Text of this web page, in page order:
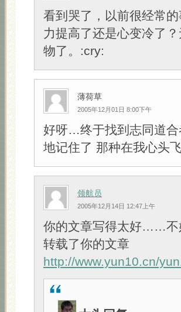
看到哭了，以前很经常
力提高了还是心变冷了
物了。:cry:
薄荷草
2005年12月01日 8:00下午
好呀…终于找到志同道合
地记住了 那种在我心头
领航员
2005年12月14日 12:47上午
你的文章写得太好……不
转载了你的文章
http://www.yun10.cn/